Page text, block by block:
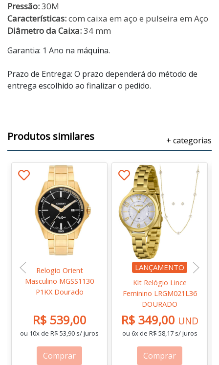
Pressão:30M
Características:com caixa em aço e pulseira em Aço
Diâmetro da Caixa:34 mm
Garantia: 1 Ano na máquina.
Prazo de Entrega: O prazo dependerá do método de
entrega escolhido ao finalizar o pedido.
Produtos similares + categorias
Relogio Orient
Masculino MGSS1130
P1KX Dourado
R$ 539,00
ou 10x de R$ 53,90 s/ juros
Comprar
LANÇAMENTO
Kit Relógio Lince
Feminino LRGM021L36
DOURADO
R$ 349,00 UND
ou 6x de R$ 58,17 s/ juros
Comprar